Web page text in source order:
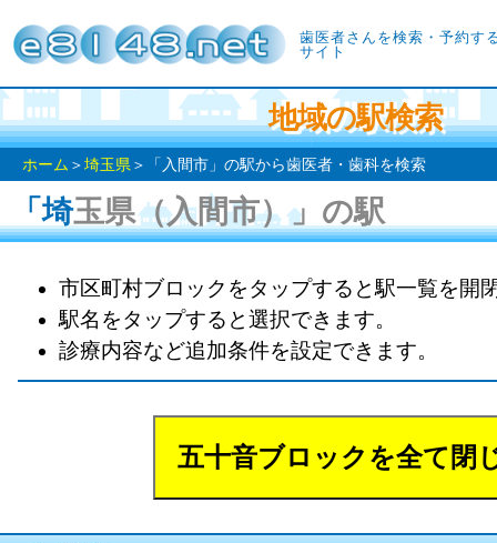
歯医者さんを検索・予約す
サイト
地域の駅検索
ホーム ＞埼玉県 ＞「入間市」の駅から歯医者・歯科を検索
「埼玉県（入間市）」の駅
市区町村ブロックをタップすると駅一覧を開
駅名をタップすると選択できます。
診療内容など追加条件を設定できます。